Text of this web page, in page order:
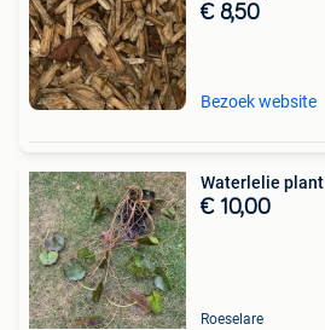
€ 8,50
Bezoek website
Waterlelie plant
€ 10,00
Roeselare